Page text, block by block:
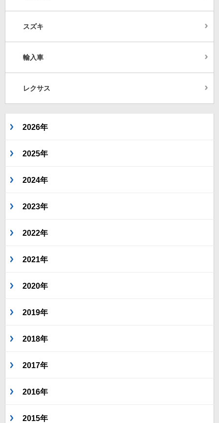
スズキ
輸入車
レクサス
2026年
2025年
2024年
2023年
2022年
2021年
2020年
2019年
2018年
2017年
2016年
2015年